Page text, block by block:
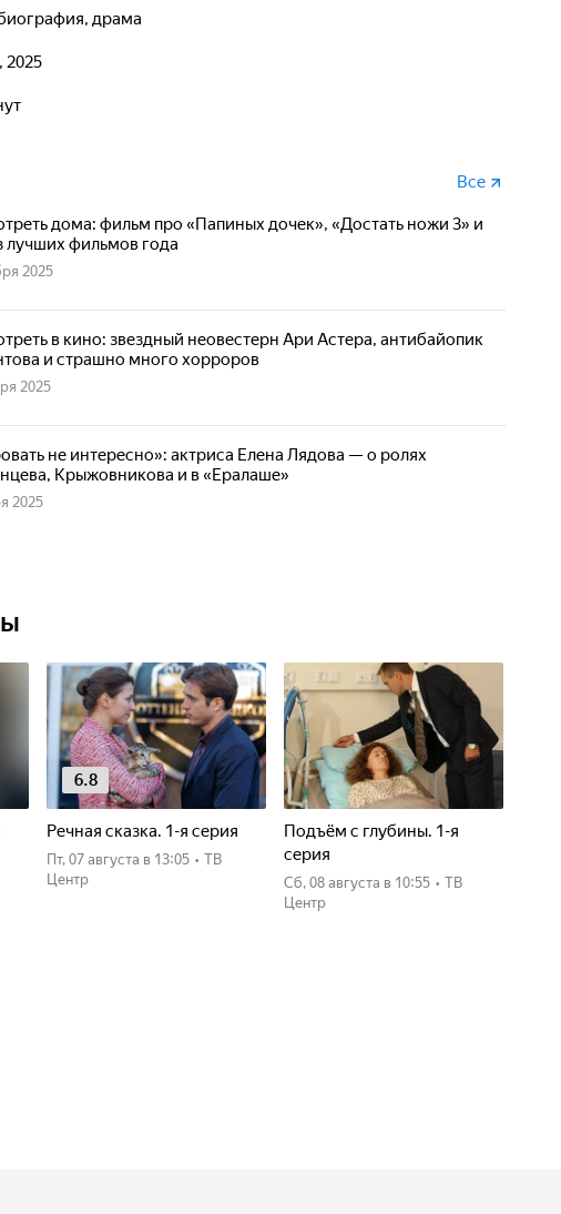
биография, драма
2025
Все
дома: фильм про «Папиных дочек», «Достать ножи 3» и
лучших фильмов года
2025
в кино: звездный неовестерн Ари Астера, антибайопик
и страшно много хорроров
2025
не интересно»: актриса Елена Лядова — о ролях
Крыжовникова и в «Ералаше»
2025
6.8
Речная сказка. 1-я серия
пт, 07 августа в 13:05 • ТВ
Центр
Подъём с глубины. 1-я
серия
сб, 08 августа в 10:55 • ТВ
Центр